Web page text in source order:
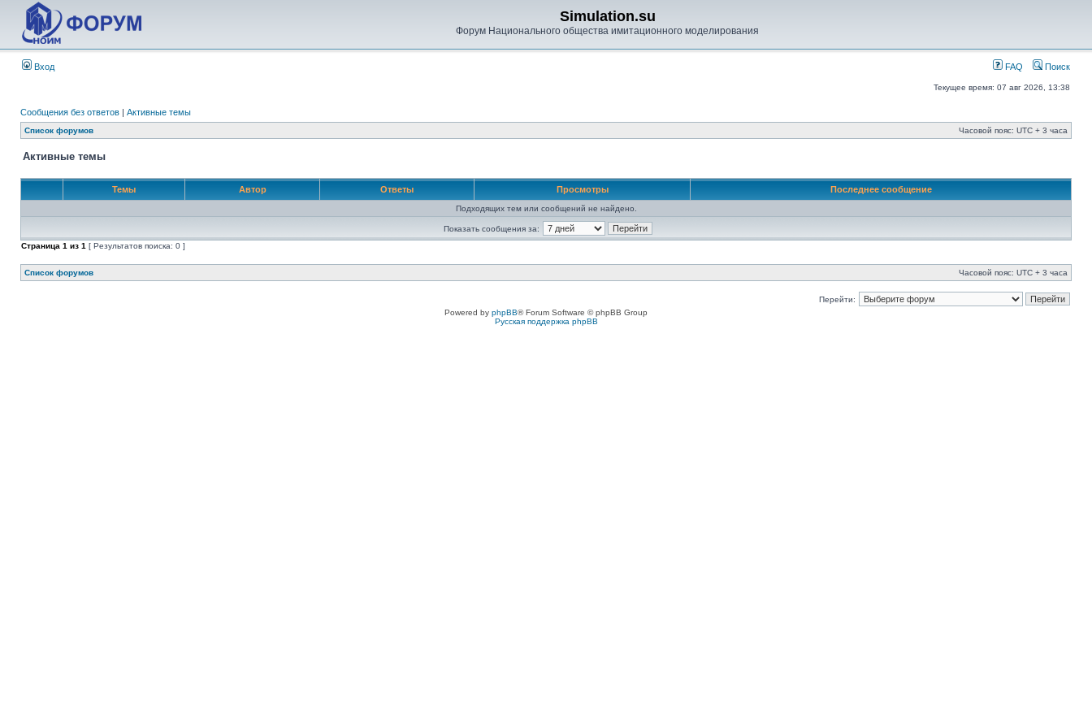
Simulation.su
Форум Национального общества имитационного моделирования
Вход FAQ Поиск
Текущее время: 07 авг 2026, 13:38
Сообщения без ответов | Активные темы
Список форумов Часовой пояс: UTC + 3 часа
Активные темы
Темы Автор Ответы Просмотры Последнее сообщение
Подходящих тем или сообщений не найдено.
Показать сообщения за:
Страница 1 из 1 [ Результатов поиска: 0 ]
Список форумов Часовой пояс: UTC + 3 часа
Перейти:
Powered by phpBB® Forum Software © phpBB Group
Русская поддержка phpBB